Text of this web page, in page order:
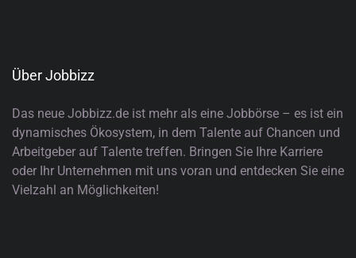
Über Jobbizz
Das neue Jobbizz.de ist mehr als eine Jobbörse – es ist ein
dynamisches Ökosystem, in dem Talente auf Chancen und
Arbeitgeber auf Talente treffen. Bringen Sie Ihre Karriere
oder Ihr Unternehmen mit uns voran und entdecken Sie eine
Vielzahl an Möglichkeiten!